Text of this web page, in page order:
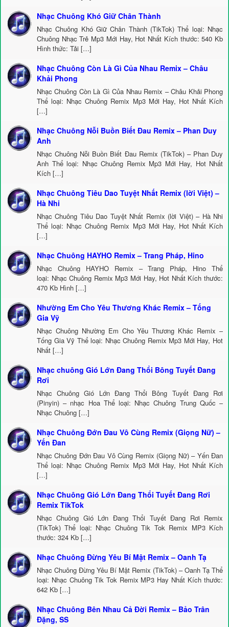
Nhạc Chuông Khó Giữ Chân Thành
Nhạc Chuông Khó Giữ Chân Thành (TikTok) Thể loại: Nhạc
Chuông Nhạc Trẻ Mp3 Mới Hay, Hot Nhất Kích thước: 540 Kb
Hình thức: Tải […]
Nhạc Chuông Còn Là Gì Của Nhau Remix – Châu
Khải Phong
Nhạc Chuông Còn Là Gì Của Nhau Remix – Châu Khải Phong
Thể loại: Nhạc Chuông Remix Mp3 Mới Hay, Hot Nhất Kích
[…]
Nhạc Chuông Nỗi Buồn Biết Đau Remix – Phan Duy
Anh
Nhạc Chuông Nỗi Buồn Biết Đau Remix (TikTok) – Phan Duy
Anh Thể loại: Nhạc Chuông Remix Mp3 Mới Hay, Hot Nhất
Kích […]
Nhạc Chuông Tiêu Dao Tuyệt Nhất Remix (lời Việt) –
Hà Nhi
Nhạc Chuông Tiêu Dao Tuyệt Nhất Remix (lời Việt) – Hà Nhi
Thể loại: Nhạc Chuông Remix Mp3 Mới Hay, Hot Nhất Kích
[…]
Nhạc Chuông HAYHO Remix – Trang Pháp, Hino
Nhạc Chuông HAYHO Remix – Trang Pháp, Hino Thể
loại: Nhạc Chuông Remix Mp3 Mới Hay, Hot Nhất Kích thước:
470 Kb Hình […]
Nhường Em Cho Yêu Thương Khác Remix – Tống
Gia Vỹ
Nhạc Chuông Nhường Em Cho Yêu Thương Khác Remix –
Tống Gia Vỹ Thể loại: Nhạc Chuông Remix Mp3 Mới Hay, Hot
Nhất […]
Nhạc chuông Gió Lớn Đang Thổi Bông Tuyết Đang
Rơi
Nhạc Chuông Gió Lớn Đang Thổi Bông Tuyết Đang Rơi
(Pinyin) – nhạc Hoa Thể loại: Nhạc Chuông Trung Quốc –
Nhạc Chuông […]
Nhạc Chuông Đớn Đau Vô Cùng Remix (Giọng Nữ) –
Yến Đan
Nhạc Chuông Đớn Đau Vô Cùng Remix (Giọng Nữ) – Yến Đan
Thể loại: Nhạc Chuông Remix Mp3 Mới Hay, Hot Nhất Kích
[…]
Nhạc Chuông Gió Lớn Đang Thổi Tuyết Đang Rơi
Remix TikTok
Nhạc Chuông Gió Lớn Đang Thổi Tuyết Đang Rơi Remix
(TikTok) Thể loại: Nhạc Chuông Tik Tok Remix MP3 Kích
thước: 324 Kb […]
Nhạc Chuông Đừng Yêu Bí Mật Remix – Oanh Tạ
Nhạc Chuông Đừng Yêu Bí Mật Remix (TikTok) – Oanh Tạ Thể
loại: Nhạc Chuông Tik Tok Remix MP3 Hay Nhất Kích thước:
642 Kb […]
Nhạc Chuông Bên Nhau Cả Đời Remix – Bảo Trân
Đặng, SS